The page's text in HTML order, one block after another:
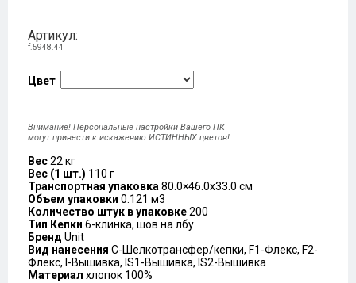
Артикул:
f.5948.44
Цвет
Внимание! Персональные настройки Вашего ПК
могут привести к искажению ИСТИННЫХ цветов!
Вес22 кг
Вес (1 шт.) 110 г
Транспортная упаковка80.0×46.0x33.0 см
Объем упаковки 0.121 м3
Количество штук в упаковке200
Тип Кепки 6-клинка, шов на лбу
Бренд Unit
Вид нанесения C-Шелкотрансфер/кепки, F1-Флекс, F2-
Флекс, I-Вышивка, IS1-Вышивка, IS2-Вышивка
Материал хлопок 100%